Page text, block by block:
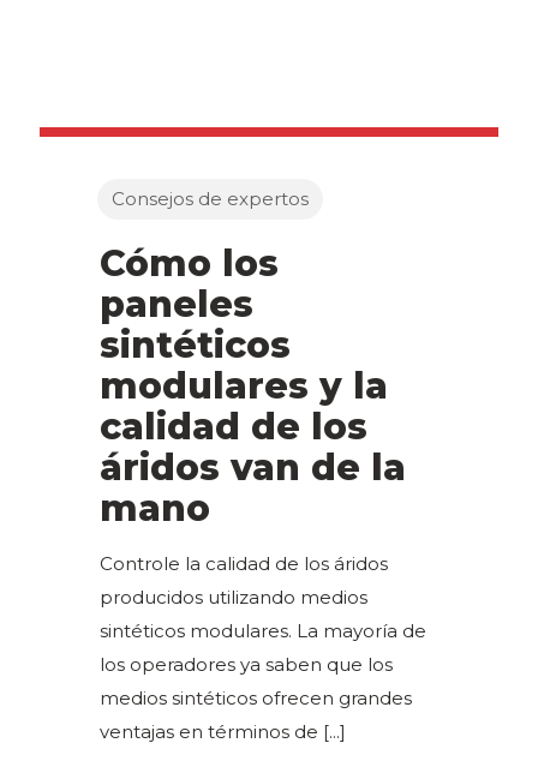
Consejos de expertos
Cómo los
paneles
sintéticos
modulares y la
calidad de los
áridos van de la
mano
Controle la calidad de los áridos
producidos utilizando medios
sintéticos modulares. La mayoría de
los operadores ya saben que los
medios sintéticos ofrecen grandes
ventajas en términos de [...]